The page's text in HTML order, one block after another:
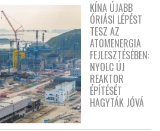
KÍNA ÚJABB
ÓRIÁSI LÉPÉST
TESZ AZ
ATOMENERGIA
FEJLESZTÉSÉBEN:
NYOLC ÚJ
REAKTOR
ÉPÍTÉSÉT
HAGYTÁK JÓVÁ